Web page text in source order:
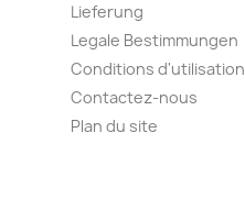
Lieferung
Legale Bestimmungen
Conditions d'utilisation
Contactez-nous
Plan du site